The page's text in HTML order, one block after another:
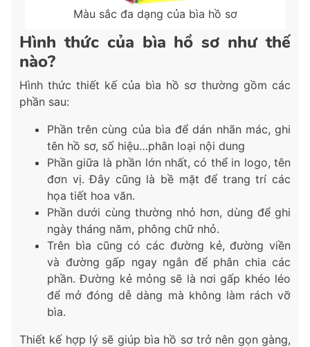
Màu sắc đa dạng của bìa hồ sơ
Hình thức của bìa hồ sơ như thế
nào?
Hình thức thiết kế của bìa hồ sơ thường gồm các
phần sau:
Phần trên cùng của bìa để dán nhãn mác, ghi
tên hồ sơ, số hiệu…phân loại nội dung
Phần giữa là phần lớn nhất, có thể in logo, tên
đơn vị. Đây cũng là bề mặt để trang trí các
họa tiết hoa văn.
Phần dưới cùng thường nhỏ hơn, dùng để ghi
ngày tháng năm, phông chữ nhỏ.
Trên bìa cũng có các đường kẻ, đường viền
và đường gấp ngay ngắn để phân chia các
phần. Đường kẻ mỏng sẽ là nơi gấp khéo léo
để mở đóng dễ dàng mà không làm rách vỡ
bìa.
Thiết kế hợp lý sẽ giúp bìa hồ sơ trở nên gọn gàng,